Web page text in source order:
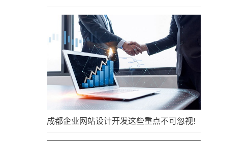
成都企业网站设计开发这些重点不可忽视!